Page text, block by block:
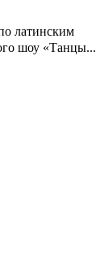
латинским
шоу «Танцы...